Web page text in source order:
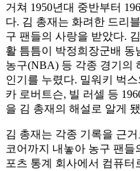
거쳐 1950년대 중반부터
다. 김 총재는 화려한 드리
구 팬들의 사랑을 받았다.
활 틈틈이 박정희장군배
농구(NBA) 등 각종 경기의
인기를 누렸다. 밀워키 벅
카 로버트슨, 빌 러셀 등
을 김 총재의 해설로 알게
김 총재는 각종 기록을 근
코어까지 내놓아 농구 팬
포츠 통계 회사에서 컴퓨